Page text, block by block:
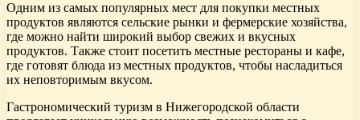
Одним из самых популярных мест для покупки местных
продуктов являются сельские рынки и фермерские хозяйства,
где можно найти широкий выбор свежих и вкусных
продуктов. Также стоит посетить местные рестораны и кафе,
где готовят блюда из местных продуктов, чтобы насладиться
их неповторимым вкусом.
Гастрономический туризм в Нижегородской области